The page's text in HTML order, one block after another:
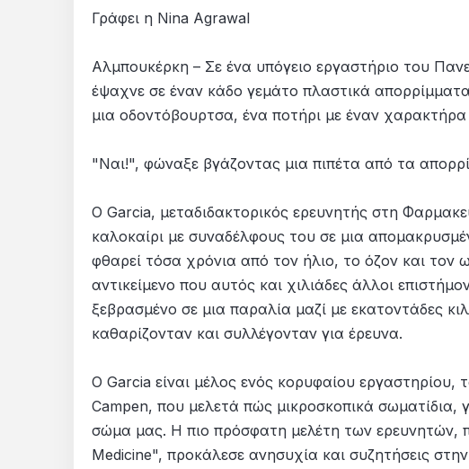
Γράφει η Nina Agrawal
Αλμπουκέρκη – Σε ένα υπόγειο εργαστήριο του
έψαχνε σε έναν κάδο γεμάτο πλαστικά
μια οδοντόβουρτσα, ένα ποτήρι με έναν
"Ναι!", φώναξε βγάζοντας μια πιπέτα από τα
Ο Garcia, μεταδιδακτορικός ερευνητής στη
καλοκαίρι με συναδέλφους του σε μια
φθαρεί τόσα χρόνια από τον ήλιο, το όζον και τον
αντικείμενο που αυτός και χιλιάδες άλλοι
ξεβρασμένο σε μια παραλία μαζί με εκατοντάδες
καθαρίζονταν και συλλέγονταν για έρευνα.
Ο Garcia είναι μέλος ενός κορυφαίου εργαστηρίου,
Campen, που μελετά πώς μικροσκοπικά
σώμα μας. Η πιο πρόσφατη μελέτη των ερευνητών,
Medicine", προκάλεσε ανησυχία και συζητήσεις